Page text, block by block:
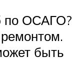
по ОСАГО?
быть